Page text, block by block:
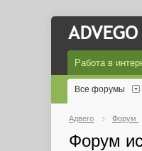
Работа в
Все форумы
Адвего Форум
Форум